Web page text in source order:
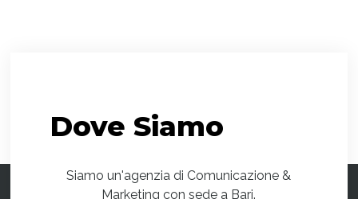
DoveSiamo
Siamo un'agenzia di Comunicazione &
Marketing con sede a Bari.